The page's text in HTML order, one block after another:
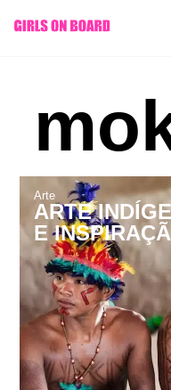
conteúdo
Arte
ARTE
E